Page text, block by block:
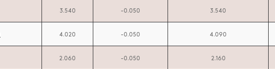
3.540 -0.050 3.540
4.020 -0.050 4.090
2.060 -0.050 2.160